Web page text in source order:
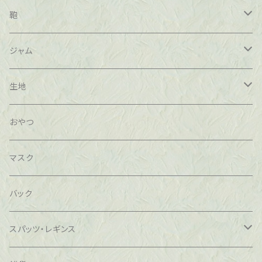
草木染
冷え取り
キャミソール
腹巻
レッグウォーマー
#温活
#冷え取り
＃草木染
ネックウォーマー
草木染
ヨモギ
ヘアバンド
アイマスク
マスク
シルク
コットン
綿100％
ベンガラ染め
藍染め
草木染
手描き
オリジナルイラスト
絞り
鞄
藍染め
柿渋染め
コットン100％
頒布
ジャム
無農薬
減農薬
林檎
甜菜糖
オーガニックレモン
イチゴ
生地
草木染め
茜染め
ネル生地
布ナプキン
ベビーグッズ
おやつ
マスク
バック
スパッツ・レギンス